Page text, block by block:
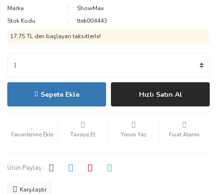
Marka
ShowMax
Stok Kodu
ttek004443
17,75 TL den başlayan taksitlerle!
Sepete Ekle Hızlı Satın Al
Tavsiye Et Yorum Yaz Fiyat Alarmı
Ürün Paylaş :
Karşılaştır